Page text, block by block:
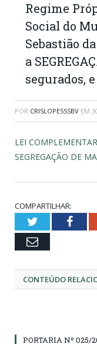
Regime
Social do
Sebastião
a
segurados,
POR CRISLOPESSSBV EM
LEI
SEGREGAÇÃO DE
COMPARTILHAR:
Twitter
Email
CONTEÚDO
PORTARIA Nº 025/